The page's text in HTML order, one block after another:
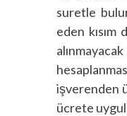
suretle
eden
işverenden
ücrete